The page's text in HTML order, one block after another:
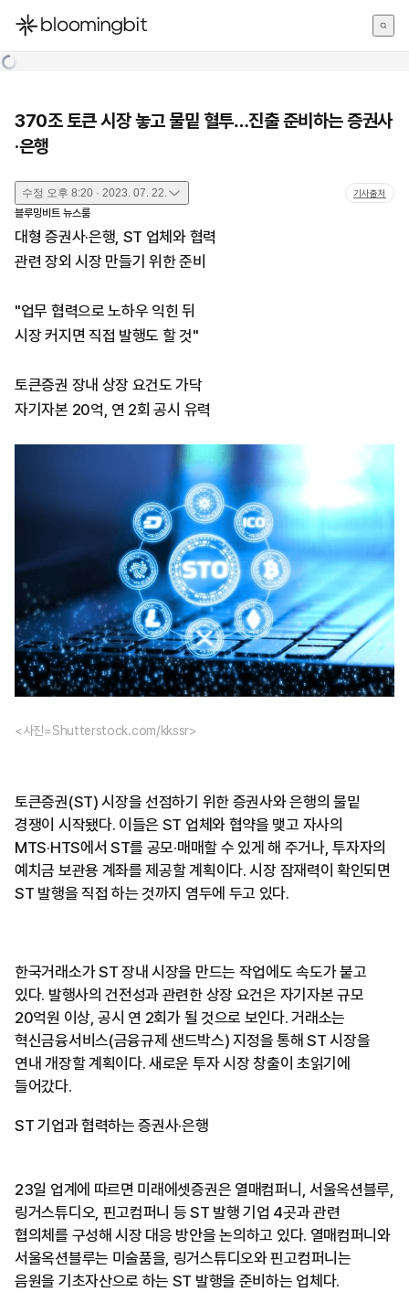
한국어
370조 토큰 시장 놓고 물밑 혈투…진출 준비하는 증권사
·은행
수정 오후 8:20 · 2023. 07. 22. 기사출처
블루밍비트 뉴스룸
대형 증권사·은행, ST 업체와 협력
관련 장외 시장 만들기 위한 준비
"업무 협력으로 노하우 익힌 뒤
시장 커지면 직접 발행도 할 것"
토큰증권 장내 상장 요건도 가닥
자기자본 20억, 연 2회 공시 유력
<사진=Shutterstock.com/kkssr>
토큰증권(ST) 시장을 선점하기 위한 증권사와 은행의 물밑
경쟁이 시작됐다. 이들은 ST 업체와 협약을 맺고 자사의
MTS·HTS에서 ST를 공모·매매할 수 있게 해 주거나, 투자자의
예치금 보관용 계좌를 제공할 계획이다. 시장 잠재력이 확인되면
ST 발행을 직접 하는 것까지 염두에 두고 있다.
한국거래소가 ST 장내 시장을 만드는 작업에도 속도가 붙고
있다. 발행사의 건전성과 관련한 상장 요건은 자기자본 규모
20억원 이상, 공시 연 2회가 될 것으로 보인다. 거래소는
혁신금융서비스(금융규제 샌드박스) 지정을 통해 ST 시장을
연내 개장할 계획이다. 새로운 투자 시장 창출이 초읽기에
들어갔다.
ST 기업과 협력하는 증권사·은행
23일 업계에 따르면 미래에셋증권은 열매컴퍼니, 서울옥션블루,
링거스튜디오, 핀고컴퍼니 등 ST 발행 기업 4곳과 관련
협의체를 구성해 시장 대응 방안을 논의하고 있다. 열매컴퍼니와
서울옥션블루는 미술품을, 링거스튜디오와 핀고컴퍼니는
음원을 기초자산으로 하는 ST 발행을 준비하는 업체다.